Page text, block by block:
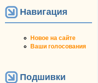
Навигация
Новое на сайте
Ваши голосования
Подшивки